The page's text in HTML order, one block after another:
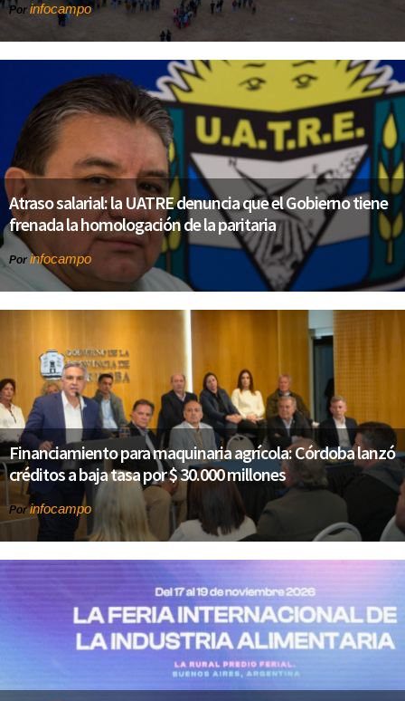
Por infocampo
Atraso salarial: la UATRE denuncia que el Gobierno tiene
frenada la homologación de la paritaria
Por infocampo
Financiamiento para maquinaria agrícola: Córdoba lanzó
créditos a baja tasa por $ 30.000 millones
Porinfocampo